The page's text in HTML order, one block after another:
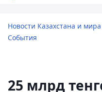
Новости Казахстана и
События
25 млрд